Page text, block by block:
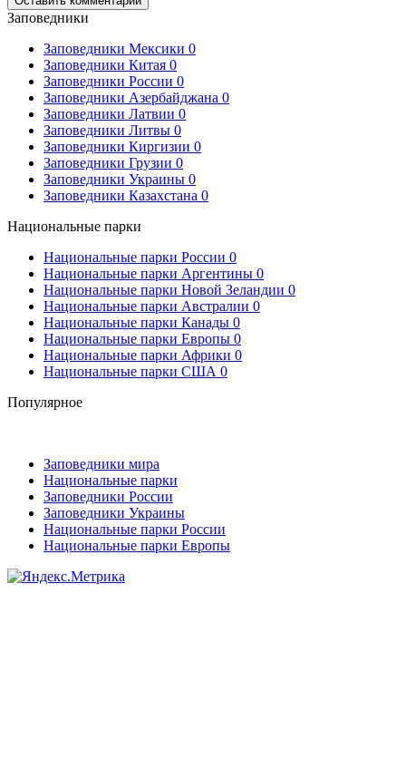
Заповедники
Заповедники Мексики 0
Заповедники Китая 0
Заповедники России 0
Заповедники Азербайджана 0
Заповедники Латвии 0
Заповедники Литвы 0
Заповедники Киргизии 0
Заповедники Грузии 0
Заповедники Украины 0
Заповедники Казахстана 0
Национальные парки
Национальные парки России 0
Национальные парки Аргентины 0
Национальные парки Новой Зеландии 0
Национальные парки Австралии 0
Национальные парки Канады 0
Национальные парки Европы 0
Национальные парки Африки 0
Национальные парки США 0
Популярное
Заповедники мира
Национальные парки
Заповедники России
Заповедники Украины
Национальные парки России
Национальные парки Европы